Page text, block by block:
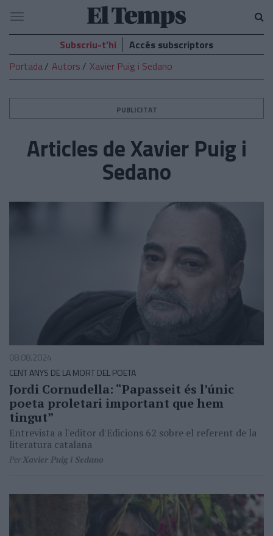
El
Temps
Navegació
Subscriu-t’hi
Accés subscriptors
Portada
Autors Xavier Puig i Sedano
PUBLICITAT
Articles de Xavier Puig i
Sedano
08.08.2024
CENT ANYS DE LA MORT DEL POETA
Jordi Cornudella: “Papasseit és l’únic
poeta proletari important que hem
tingut”
Entrevista a l'editor d'Edicions 62 sobre el referent de la
literatura catalana
PerXavier Puig i Sedano